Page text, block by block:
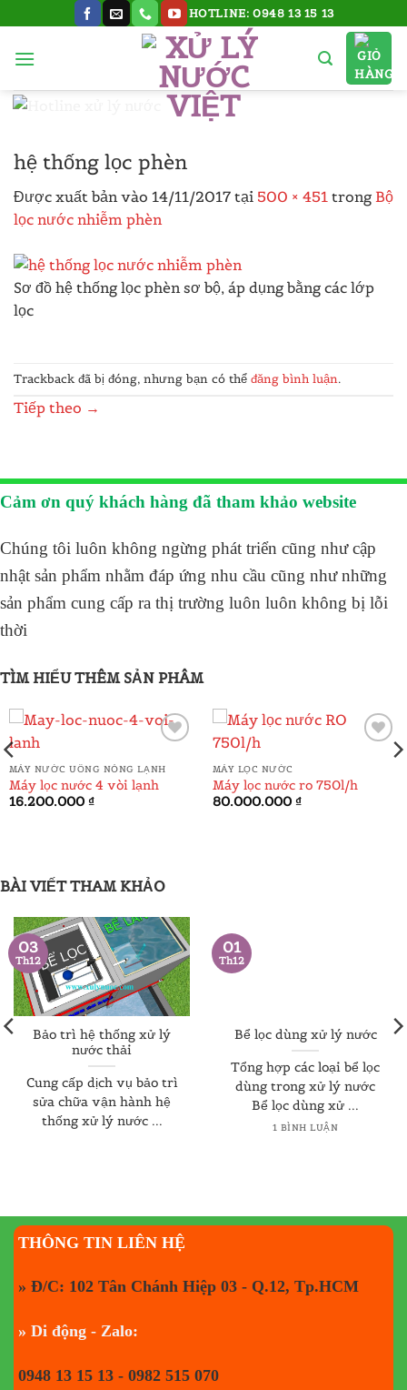
nội
HOTLINE: 0948 13 15 13
hệ thống lọc phèn
Được xuất bản vào 14/11/2017 tại 500 × 451 trong Bộ
lọc nước nhiễm phèn
Sơ đồ hệ thống lọc phèn sơ bộ, áp dụng bằng các lớp
lọc
Trackback đã bị đóng, nhưng bạn có thể đăng bình luận.
Tiếp theo →
Cảm ơn quý khách hàng đã tham khảo website
Chúng tôi luôn không ngừng phát triển cũng như cập
nhật sản phẩm nhằm đáp ứng nhu cầu cũng như những
sản phẩm cung cấp ra thị trường luôn luôn không bị lỗi
thời
TÌM HIỂU THÊM SẢN PHÂM
WISHLIST
MÁY NƯỚC UỐNG NÓNG LẠNH
Máy lọc nước 4 vòi lạnh
16.200.000 ₫
MÁY LỌC NƯỚC
Máy lọc nước ro 750l/h
80.000.000 ₫
BÀI VIẾT THAM KHẢO
Bảo trì hệ thống xử lý
nước thải
Cung cấp dịch vụ bảo trì
sửa chữa vận hành hệ
thống xử lý nước ...
03
Th12
Bể lọc dùng xử lý nước
Tổng hợp các loại bể lọc
dùng trong xử lý nước
Bể lọc dùng xử ...
1 BÌNH LUẬN
01
Th12
THÔNG TIN LIÊN HỆ
» Đ/C: 102 Tân Chánh Hiệp 03 - Q.12, Tp.HCM
» Di động - Zalo:
0948 13 15 13 - 0982 515 070